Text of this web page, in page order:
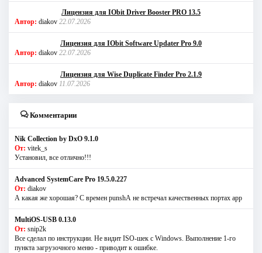
Лицензия для IObit Driver Booster PRO 13.5
Автор: diakov 22.07.2026
Лицензия для IObit Software Updater Pro 9.0
Автор: diakov 22.07.2026
Лицензия для Wise Duplicate Finder Pro 2.1.9
Автор: diakov 11.07.2026
Комментарии
Nik Collection by DxO 9.1.0
От: vitek_s
Установил, все отлично!!!
Advanced SystemCare Pro 19.5.0.227
От: diakov
А какая же хорошая? С времен punshА не встречал качественных портах app
MultiOS-USB 0.13.0
От: snip2k
Все сделал по инструкции. Не видит ISO-шек с Windows. Выполнение 1-го
пункта загрузочного меню - приводит к ошибке.